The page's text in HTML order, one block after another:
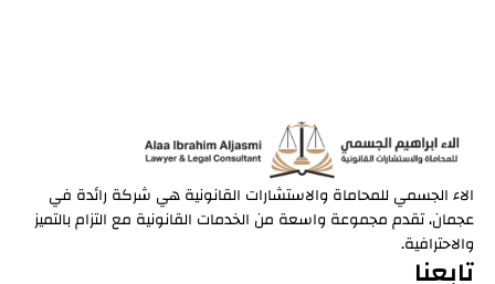
الاء الجسمي للمحاماة والاستشارات القانونية هي شركة رائدة في
عجمان، تقدم مجموعة واسعة من الخدمات القانونية مع التزام بالتميز
والاحترافية.
تابعنا